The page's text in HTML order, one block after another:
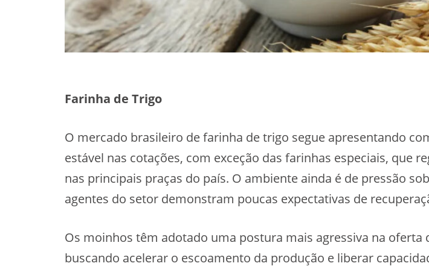
Farinha de Trigo
O mercado brasileiro de farinha de trigo segue apresentando
estável nas cotações, com exceção das farinhas especiais, que
nas principais praças do país. O ambiente ainda é de pressão
agentes do setor demonstram poucas expectativas de
Os moinhos têm adotado uma postura mais agressiva na oferta
buscando acelerar o escoamento da produção e liberar